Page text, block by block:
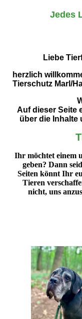
Jedes
Liebe
herzlich
Tierschutz Marl/
Auf dieser Seite
über die Inhalte
Ihr möchtet einem
geben? Dann
Seiten könnt Ihr
Tieren
nicht, uns